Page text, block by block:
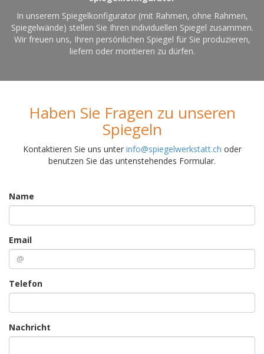
In unserem Spiegelkonfigurator (mit Rahmen, ohne Rahmen,
Spiegelwände) stellen Sie Ihren individuellen Spiegel zusammen.
Wir freuen uns, Ihren persönlichen Spiegel für Sie produzieren,
liefern oder montieren zu dürfen.
Haben Sie Fragen zu unseren
Spiegeln
Kontaktieren Sie uns unter info@spiegelwerkstatt.ch oder
benutzen Sie das untenstehendes Formular.
Name
Email
Telefon
Nachricht